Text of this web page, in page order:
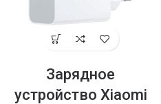
Зарядное
устройство Xiaomi